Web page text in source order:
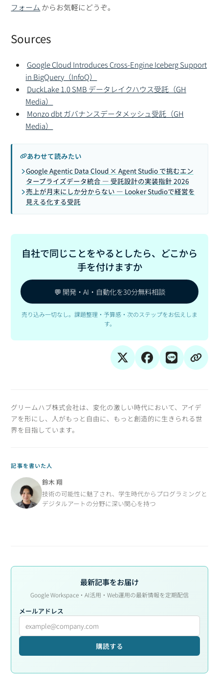
フォーム からお気軽にどうぞ。
Sources
Google Cloud Introduces Cross-Engine Iceberg Support
in BigQuery（InfoQ）
DuckLake 1.0 SMB データレイクハウス受託（GH
Media）
Monzo dbt ガバナンスデータメッシュ受託（GH
Media）
あわせて読みたい
Google Agentic Data Cloud × Agent Studio で挑むエン
タープライズデータ統合 — 受託設計の実装指針 2026
売上が月末にしか分からない — Looker Studioで経営を
見える化する受託
自社で同じことをやるとしたら、どこから
手を付けますか
💬 開発・AI・自動化を30分無料相談
売り込み一切なし。課題整理・予算感・次のステップをお伝えしま
す。
グリームハブ株式会社は、変化の激しい時代において、アイデ
アを形にし、人がもっと自由に、もっと創造的に生きられる世
界を目指しています。
記事を書いた人
鈴木 翔
技術の可能性に魅了され、学生時代からプログラミングと
デジタルアートの分野に深い関心を持つ
最新記事をお届け
Google Workspace・AI活用・Web運用の最新情報を定期配信
メールアドレス
購読する